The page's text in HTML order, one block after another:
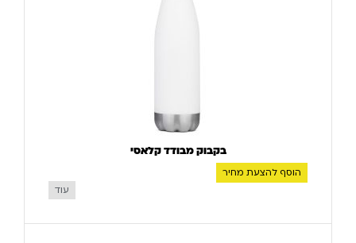
בקבוק מבודד קלאסי
הוסף להצעת מחיר
עוד